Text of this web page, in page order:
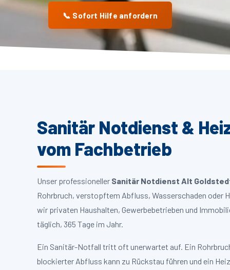
📞 Sofort Hilfe anfordern
Sanitär Notdienst &
vom Fachbetrieb
Unser professioneller Sanitär Notdienst Alt
Rohrbruch, verstopftem Abfluss, Wasserschaden oder
wir privaten Haushalten, Gewerbebetrieben und
täglich, 365 Tage im Jahr.
Ein Sanitär-Notfall tritt oft unerwartet auf. Ein
blockierter Abfluss kann zu Rückstau führen und ein